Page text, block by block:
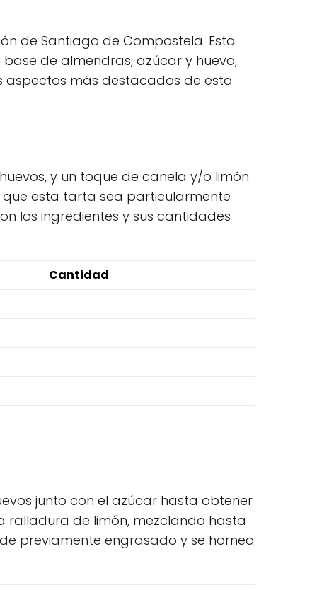
de Santiago de Compostela. Esta
de almendras, azúcar y huevo,
aspectos más destacados de esta
y un toque de canela y/o limón
esta tarta sea particularmente
los ingredientes y sus cantidades
Cantidad
junto con el azúcar hasta obtener
ralladura de limón, mezclando hasta
previamente engrasado y se hornea